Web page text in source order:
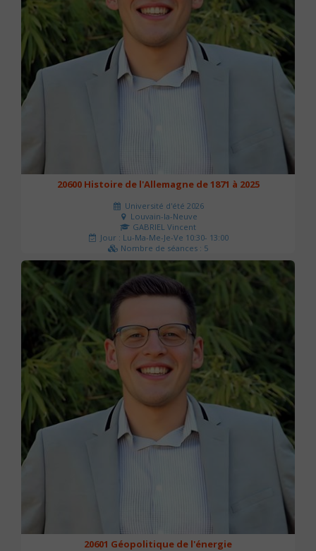
20600 Histoire de l'Allemagne de 1871 à 2025
Université d'été 2026
Louvain-la-Neuve
GABRIEL Vincent
Jour : Lu-Ma-Me-Je-Ve 10:30- 13:00
Nombre de séances : 5
120 €
20601 Géopolitique de l'énergie